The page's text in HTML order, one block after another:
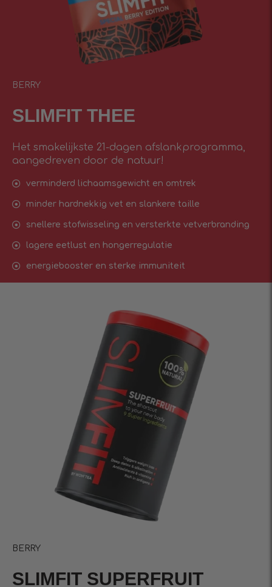
BERRY
SLIMFIT THEE
Het smakelijkste 21-dagen afslankprogramma,
aangedreven door de natuur!
verminderd lichaamsgewicht en omtrek
minder hardnekkig vet en slankere taille
snellere stofwisseling en versterkte vetverbranding
lagere eetlust en hongerregulatie
energiebooster en sterke immuniteit
BERRY
SLIMFIT SUPERFRUIT